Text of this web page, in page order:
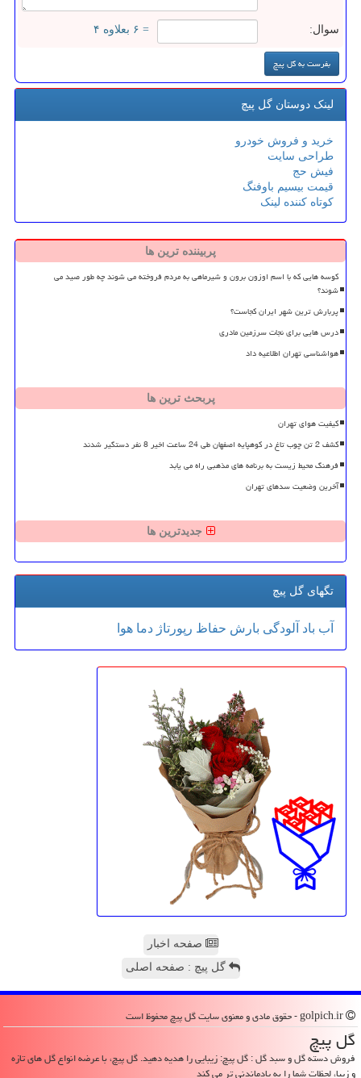
سوال: = ۶ بعلاوه ۴
لینک دوستان گل پیچ
خرید و فروش خودرو
طراحی سایت
فیش حج
قیمت بیسیم باوفنگ
کوتاه کننده لینک
پربیننده ترین ها
کوسه هایی که با اسم اوزون برون و شیرماهی به مردم فروخته می شوند چه طور صید می
شوند؟
پربارش ترین شهر ایران کجاست؟
درس هایی برای نجات سرزمین مادری
هواشناسی تهران اطلاعیه داد
پربحث ترین ها
کیفیت هوای تهران
کشف 2 تن چوب تاغ در کوهپایه اصفهان طی 24 ساعت اخیر 8 نفر دستگیر شدند
فرهنگ محیط زیست به برنامه های مذهبی راه می یابد
آخرین وضعیت سدهای تهران
جدیدترین ها
تگهای گل پیچ
آب باد آلودگی بارش حفاظ رپورتاژ دما هوا
صفحه اخبار
گل پیچ : صفحه اصلی
گل پیچ
فروش دسته گل و سبد گل : گل پیچ: زیبایی را هدیه دهید. گل پیچ، با عرضه انواع گل های تازه
و زیبا، لحظات شما را به یادماندنی تر می کند